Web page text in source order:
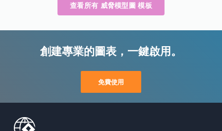
查看所有 威脅模型圖 模板
創建專業的圖表，一鍵啟用。
免費使用